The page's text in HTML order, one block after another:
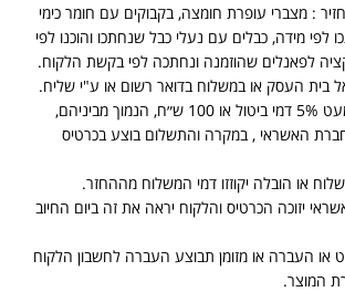
: מצברי עופרת חומצה, בקבוקים עם חומר כימי
לפי מידה, כבלים עם נעלי כבל שנחתכו והוכנו לפי
לפאנלים שהוזמנה ונחתכה לפי בקשת הלקוח.
בית העסק או במשלוח בדואר רשום או ע"י שליח.
הכסף ששולם יוחזר למעט 5% דמי ביטול או 100 ש״ח, הנמוך מביניהם,
האשראי , במקרה והתשלום בוצע בכרטיס
או הובלה יקוזזו דמי המשלוח מההחזר.
יזוכה הכרטיס והלקוח יראה את זה ביום החיוב
או העברה או מזומן תבוצע העברה לחשבון הלקוח